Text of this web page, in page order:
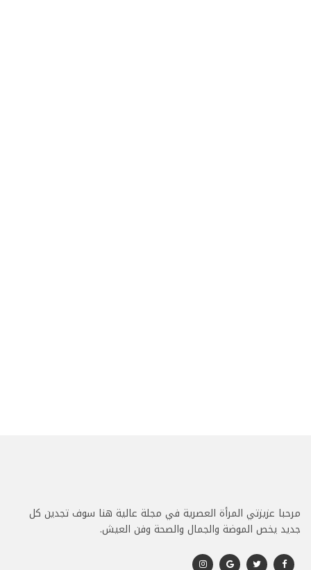
مرحبا عزيزتي المرأة العصرية في مجلة عالية هنا سوف تجدين كل
جديد يخص الموضة والجمال والصحة وفن العيش.